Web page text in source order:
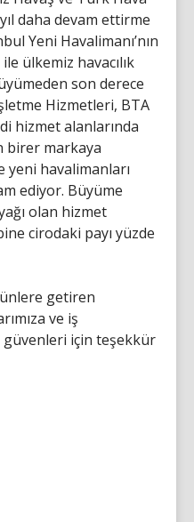
yıl daha devam ettirme
Yeni Havalimanı’nın
ülkemiz havacılık
son derece
Hizmetleri, BTA
hizmet alanlarında
birer markaya
havalimanları
ediyor. Büyüme
olan hizmet
cirodaki payı yüzde
getiren
ve iş
güvenleri için teşekkür